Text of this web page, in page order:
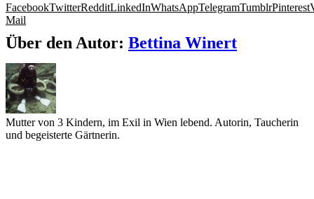
FacebookTwitterRedditLinkedInWhatsAppTelegramTumblrPinterest
Mail
Über den Autor: Bettina Winert
Mutter von 3 Kindern, im Exil in Wien lebend. Autorin, Taucherin
und begeisterte Gärtnerin.